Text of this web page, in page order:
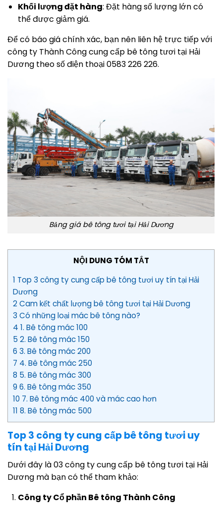
Khối lượng đặt hàng: Đặt hàng số lượng lớn có
thể được giảm giá.
Để có báo giá chính xác, bạn nên liên hệ trực tiếp với
công ty Thành Công cung cấp bê tông tươi tại Hải
Dương theo số điện thoại 0583 226 226.
Bảng giá bê tông tươi tại Hải Dương
NỘI DUNG TÓM TẮT
1 Top 3 công ty cung cấp bê tông tươi uy tín tại Hải
Dương
2 Cam kết chất lượng bê tông tươi tại Hải Dương
3 Có những loại mác bê tông nào?
4 1. Bê tông mác 100
5 2. Bê tông mác 150
6 3. Bê tông mác 200
7 4. Bê tông mác 250
8 5. Bê tông mác 300
9 6. Bê tông mác 350
10 7. Bê tông mác 400 và mác cao hơn
11 8. Bê tông mác 500
Top 3 công ty cung cấp bê tông tươi uy
tín tại Hải Dương
Dưới đây là 03 công ty cung cấp bê tông tươi tại Hải
Dương mà bạn có thể tham khảo:
Công ty Cổ phần Bê tông Thành Công